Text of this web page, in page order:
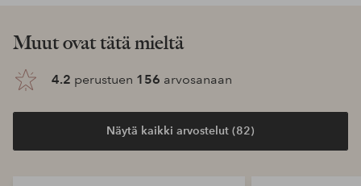
Muut ovat tätä mieltä
4.2 perustuen 156 arvosanaan
Näytä kaikki arvostelut (82)